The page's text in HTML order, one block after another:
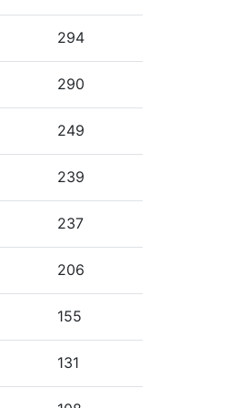
294
290
249
239
237
206
155
131